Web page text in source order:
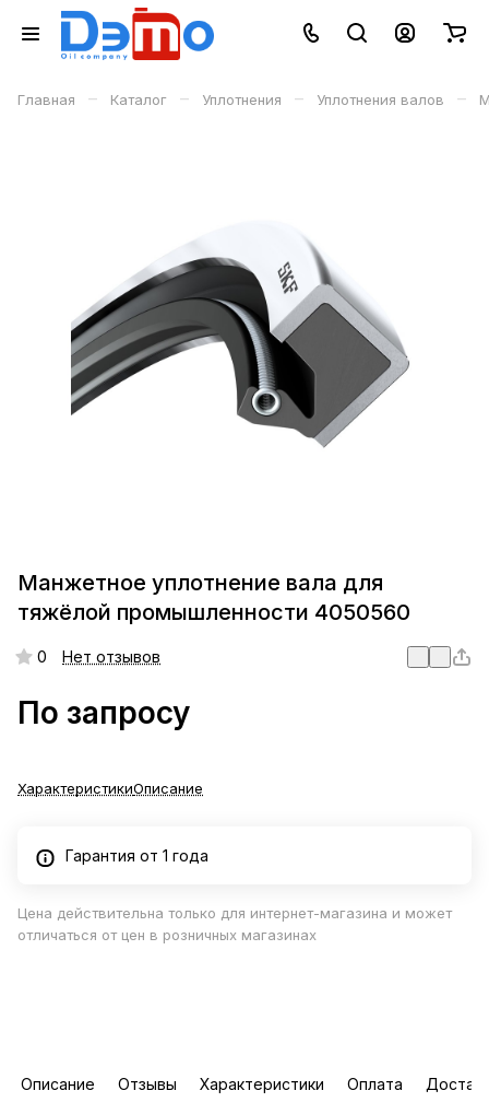
Главная – Каталог – Уплотнения – Уплотнения валов –
Манжетное уплотнение вала для
тяжёлой промышленности 4050560
0 Нет отзывов
По запросу
ХарактеристикиОписание
Гарантия от 1 года
Цена действительна только для интернет-магазина и может
отличаться от цен в розничных магазинах
Описание Отзывы Характеристики Оплата